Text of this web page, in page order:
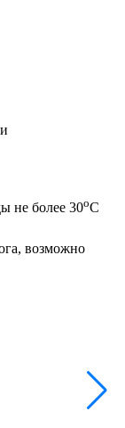
не более 30oC
возможно